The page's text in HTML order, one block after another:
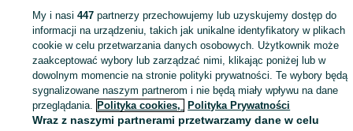
Strona główna Rolnictwo Części do maszyn rolniczych
Części do maszyn
rolniczych - Śląskie
Części do maszyn rolniczych - Wojkowice
KATEGORIA
My i nasi447 partnerzy przechowujemy lub uzyskujemy dostęp do
informacji na urządzeniu, takich jak unikalne identyfikatory w plikach
cookie w celu przetwarzania danych osobowych. Użytkownik może
zaakceptować wybory lub zarządzać nimi, klikając poniżej lub w
dowolnym momencie na stronie polityki prywatności. Te wybory będą
sygnalizowane naszym partnerom i nie będą miały wpływu na dane
przeglądania. Polityka cookies, Polityka Prywatności
Wraz z naszymi partnerami przetwarzamy dane w celu